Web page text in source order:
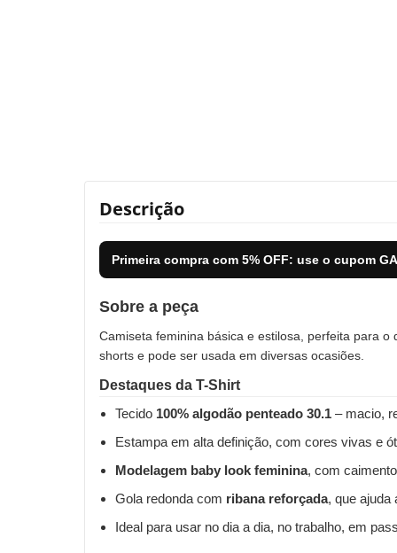
Descrição
Primeira compra com 5% OFF: use o cupom
Sobre a peça
Camiseta feminina básica e estilosa, perfeita para
shorts e pode ser usada em diversas ocasiões.
Destaques da T-Shirt
Tecido 100% algodão penteado 30.1 – macio,
Estampa em alta definição, com cores vivas e
Modelagem baby look feminina, com
Gola redonda com ribana reforçada, que ajuda
Ideal para usar no dia a dia, no trabalho, em